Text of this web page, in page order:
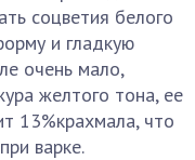
соцветия белого
и гладкую
очень мало,
желтого тона, ее
13%крахмала, что
варке.